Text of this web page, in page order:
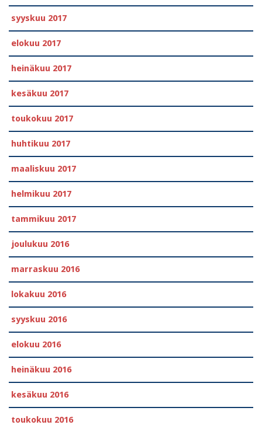
syyskuu 2017
elokuu 2017
heinäkuu 2017
kesäkuu 2017
toukokuu 2017
huhtikuu 2017
maaliskuu 2017
helmikuu 2017
tammikuu 2017
joulukuu 2016
marraskuu 2016
lokakuu 2016
syyskuu 2016
elokuu 2016
heinäkuu 2016
kesäkuu 2016
toukokuu 2016